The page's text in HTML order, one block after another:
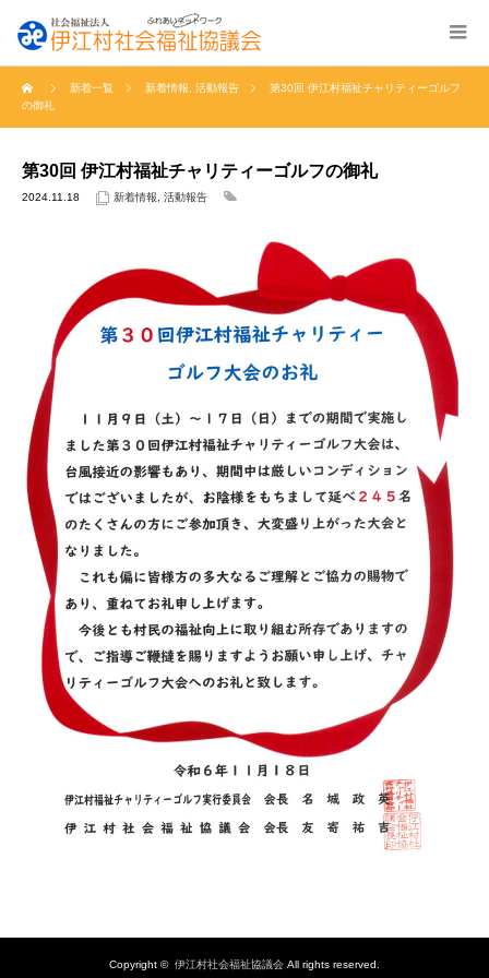
新着一覧 新着情報 活動報告
第30回 伊江村福祉チャリティーゴルフ
の御礼
第30回 伊江村福祉チャリティーゴルフの御礼
2024.11.18 新着情報 活動報告
Copyright © 伊江村社会福祉協議会 All rights reserved.